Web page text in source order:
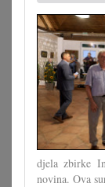
djela zbirke
novina. Ova